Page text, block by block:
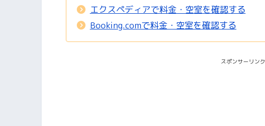
エクスペディアで料金・空室を確認する
Booking.comで料金・空室を確認する
スポンサーリンク